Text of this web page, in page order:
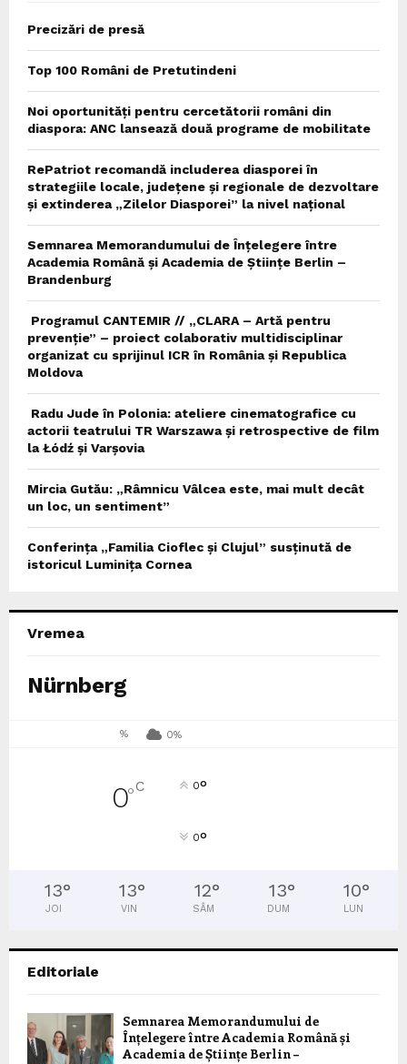
Precizări de presă
Top 100 Români de Pretutindeni
Noi oportunități pentru cercetătorii români din
diaspora: ANC lansează două programe de mobilitate
RePatriot recomandă includerea diasporei în
strategiile locale, județene și regionale de dezvoltare
și extinderea „Zilelor Diasporei” la nivel național
Semnarea Memorandumului de Înțelegere între
Academia Română și Academia de Științe Berlin –
Brandenburg
Programul CANTEMIR // „CLARA – Artă pentru
prevenție” – proiect colaborativ multidisciplinar
organizat cu sprijinul ICR în România și Republica
Moldova
Radu Jude în Polonia: ateliere cinematografice cu
actorii teatrului TR Warszawa și retrospective de film
la Łódź și Varșovia
Mircia Gutău: „Râmnicu Vâlcea este, mai mult decât
un loc, un sentiment”
Conferința „Familia Cioflec și Clujul” susținută de
istoricul Luminița Cornea
Vremea
Nürnberg
% 0%
0°C 0°
0°
13°
JOI
13°
VIN
12°
SÂM
13°
DUM
10°
LUN
Editoriale
Semnarea Memorandumului de
Înțelegere între Academia Română și
Academia de Științe Berlin –